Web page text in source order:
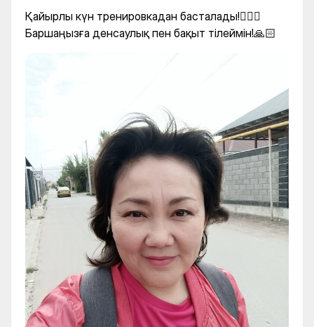
Қайырлы күн тренировкадан басталады!👍🏻😁
Баршаңызға денсаулық пен бақыт тілеймін!🙏🏻